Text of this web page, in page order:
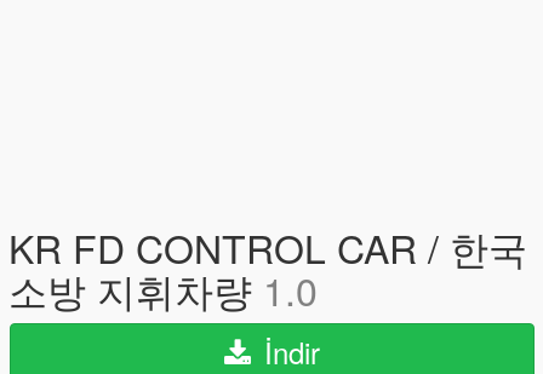
KR FD CONTROL CAR / 한국
소방 지휘차량 1.0
İndir